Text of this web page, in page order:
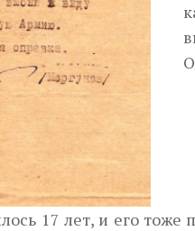
17 лет, и его